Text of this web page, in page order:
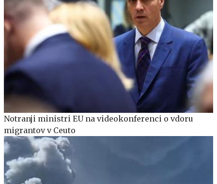
Notranji ministri EU na videokonferenci o vdoru
migrantov v Ceuto